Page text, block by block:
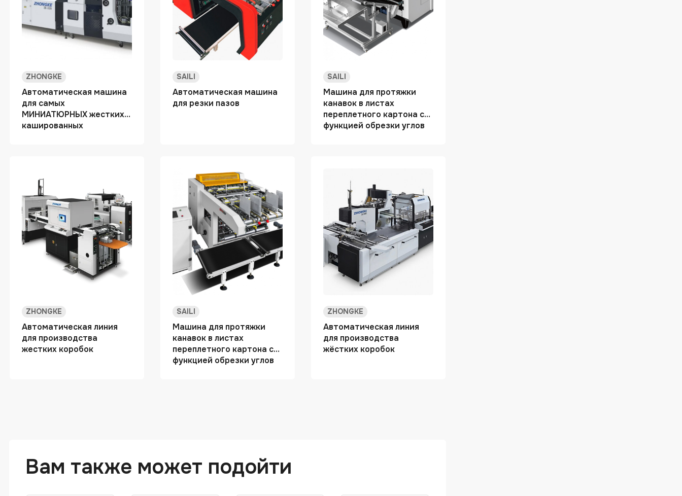
ZHONGKE
Автоматическая машина
для самых
МИНИАТЮРНЫХ жестких
кашированных
SAILI
Автоматическая машина
для резки пазов
SAILI
Машина для протяжки
канавок в листах
переплетного картона с
функцией обрезки углов
ZHONGKE
Автоматическая линия
для производства
жестких коробок
SAILI
Машина для протяжки
канавок в листах
переплетного картона с
функцией обрезки углов
ZHONGKE
Автоматическая линия
для производства
жёстких коробок
Вам также может подойти